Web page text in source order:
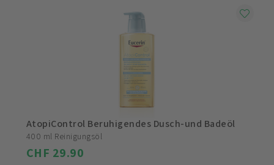
AtopiControl Beruhigendes Dusch-und Badeöl
400 ml Reinigungsöl
CHF 29.90